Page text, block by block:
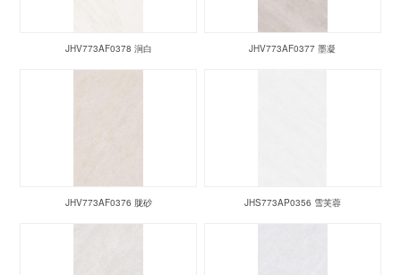
JHV773AF0378 涧白 JHV773AF0377 墨凝
JHV773AF0376 胧砂 JHS773AP0356 雪芙蓉